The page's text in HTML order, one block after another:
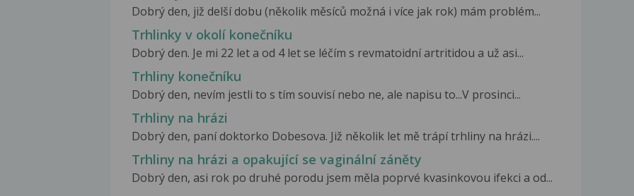
Dobrý den, již delší dobu (několik měsíců možná i více jak rok) mám problém...
Trhlinky v okolí konečníku
Dobrý den. Je mi 22 let a od 4 let se léčím s revmatoidní artritidou a už asi...
Trhliny konečníku
Dobrý den, nevím jestli to s tím souvisí nebo ne, ale napisu to...V prosinci...
Trhliny na hrázi
Dobrý den, paní doktorko Dobesova. Již několik let mě trápí trhliny na hrázi....
Trhliny na hrázi a opakující se vaginální záněty
Dobrý den, asi rok po druhé porodu jsem měla poprvé kvasinkovou ifekci a od...